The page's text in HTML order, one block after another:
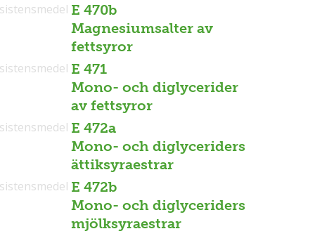
E 470b
Magnesiumsalter av
fettsyror
E 471
Mono- och diglycerider
av fettsyror
E 472a
Mono- och diglyceriders
ättiksyraestrar
E 472b
Mono- och diglyceriders
mjölksyraestrar